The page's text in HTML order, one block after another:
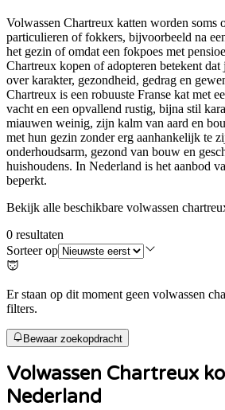
Volwassen Chartreux katten worden soms
particulieren of fokkers, bijvoorbeeld na
het gezin of omdat een fokpoes met
Chartreux kopen of adopteren betekent
over karakter, gezondheid, gedrag en
Chartreux is een robuuste Franse kat met
vacht en een opvallend rustig, bijna stil
miauwen weinig, zijn kalm van aard en
met hun gezin zonder erg aanhankelijk te
onderhoudsarm, gezond van bouw en
huishoudens. In Nederland is het aanbod
beperkt.
Bekijk alle beschikbare volwassen
0 resultaten
Sorteer op
Er staan op dit moment geen volwassen
filters.
Bewaar zoekopdracht
Volwassen Chartreux
Nederland